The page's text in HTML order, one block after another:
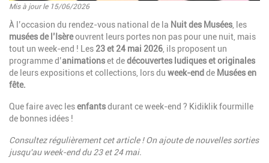
Mis à jour le 15/06/2026
Introduction
À l’occasion du rendez-vous national de la Nuit des Musées , les
musées de l’Isèreouvrent leurs portes non pas pour une nuit, mais
tout un week-end ! Les 23 et 24 mai 2026 , i ls proposent un
programme d’animationset dedécouvertes ludiques et originales
de leurs expositions et collections, lors du week-end de Musées en
fête.
Que faire avec lesenfantsdurant ce week-end ? Kidiklik fourmille
de bonnes idées !
Consultez régulièrement cet article ! On ajoute de nouvelles sorties
jusqu'au week-end du 23 et 24 mai.